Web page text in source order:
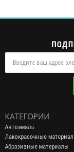
КАТЕГОРИИ
Автоэмаль
Лакокрасочные
Абразивные материалы